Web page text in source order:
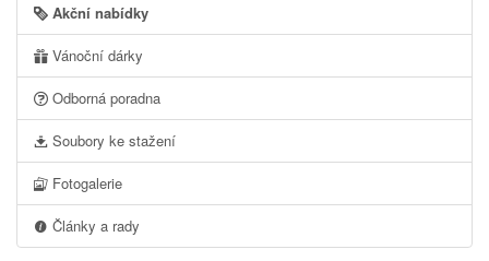
Akční nabídky
Vánoční dárky
Odborná poradna
Soubory ke stažení
Fotogalerie
Články a rady